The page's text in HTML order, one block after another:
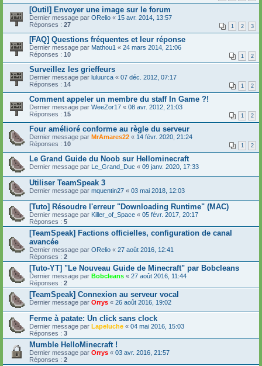
[Outil] Envoyer une image sur le forum
Dernier message par ORelio « 15 avr. 2014, 13:57
Réponses : 27 1 2 3
[FAQ] Questions fréquentes et leur réponse
Dernier message par Mathou1 « 24 mars 2014, 21:06
Réponses : 10 1 2
Surveillez les grieffeurs
Dernier message par luluurca « 07 déc. 2012, 07:17
Réponses : 14 1 2
Comment appeler un membre du staff In Game ?!
Dernier message par WeeZor17 « 08 avr. 2012, 21:03
Réponses : 15 1 2
Four amélioré conforme au règle du serveur
Dernier message par MrAmares22 « 14 févr. 2020, 21:24
Réponses : 10 1 2
Le Grand Guide du Noob sur Hellominecraft
Dernier message par Le_Grand_Duc « 09 janv. 2020, 17:33
Utiliser TeamSpeak 3
Dernier message par mquentin27 « 03 mai 2018, 12:03
[Tuto] Résoudre l'erreur "Downloading Runtime" (MAC)
Dernier message par Killer_of_Space « 05 févr. 2017, 20:17
Réponses : 5
[TeamSpeak] Factions officielles, configuration de canal
avancée
Dernier message par ORelio « 27 août 2016, 12:41
Réponses : 2
[Tuto-YT] "Le Nouveau Guide de Minecraft" par Bobcleans
Dernier message par Bobcleans « 27 août 2016, 11:44
Réponses : 2
[TeamSpeak] Connexion au serveur vocal
Dernier message par Orrys « 26 août 2016, 19:02
Ferme à patate: Un click sans clock
Dernier message par Lapeluche « 04 mai 2016, 15:03
Réponses : 3
Mumble HelloMinecraft !
Dernier message par Orrys « 03 avr. 2016, 21:57
Réponses : 2